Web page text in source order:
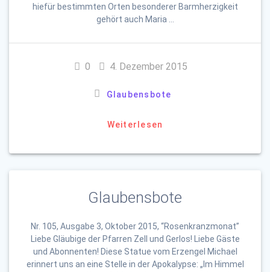
hiefür bestimmten Orten besonderer Barmherzigkeit
gehört auch Maria …
0 4. Dezember 2015
Glaubensbote
Weiterlesen
Glaubensbote
Nr. 105, Ausgabe 3, Oktober 2015, “Rosenkranzmonat”
Liebe Gläubige der Pfarren Zell und Gerlos! Liebe Gäste
und Abonnenten! Diese Statue vom Erzengel Michael
erinnert uns an eine Stelle in der Apokalypse: „Im Himmel